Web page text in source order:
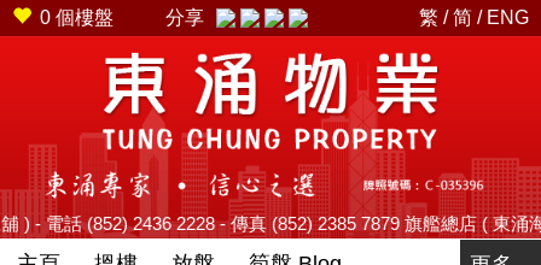
0 個樓盤 分享 繁 /简 / ENG
(852) 2436 2228 - 傳真 (852) 2385 7879 旗艦總店